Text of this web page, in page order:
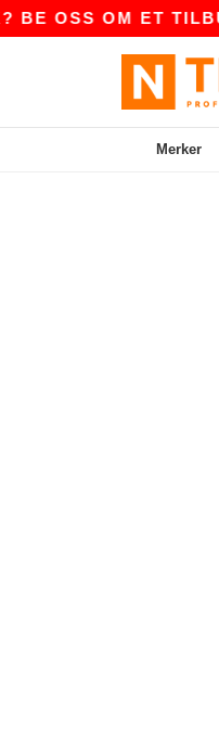
OM ET TILBUD
Merker